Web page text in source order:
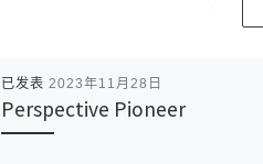
已发表 2023年11月28日
Perspective Pioneer